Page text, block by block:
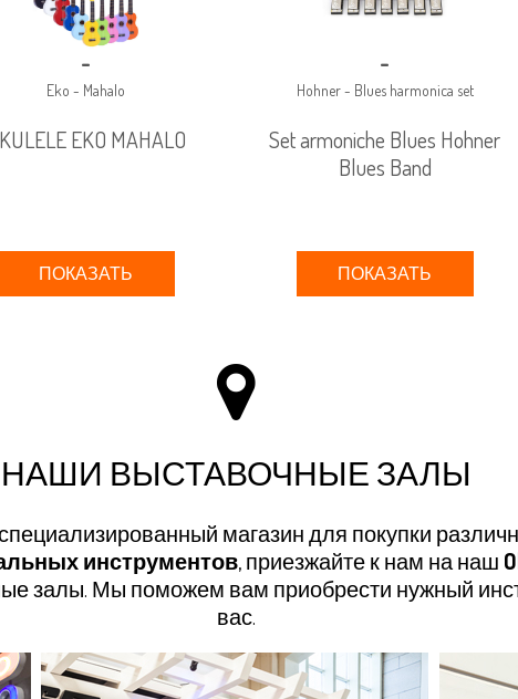
-
Eko - Mahalo
EKO MAHALO
ПОКАЗАТЬ
-
Hohner - Blues harmonica set
Set armoniche Blues Hohner
Blues Band
ПОКАЗАТЬ
НАШИ ВЫСТАВОЧНЫЕ ЗАЛЫ
магазин для покупки
инструментов, приезжайте к нам на наш
залы. Мы поможем вам приобрести нужный
вас.